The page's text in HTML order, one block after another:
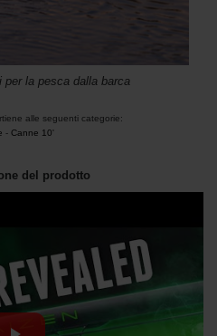
per la pesca dalla barca
alle seguenti categorie:
- Canne 10'
del prodotto